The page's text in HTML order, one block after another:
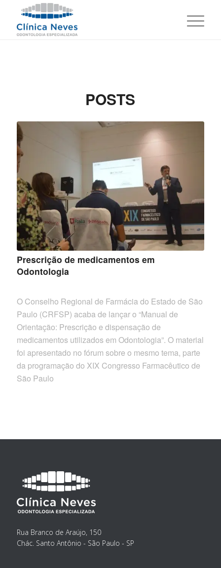
POSTS
Prescrição de medicamentos em
Odontologia
O Conselho Regional de Farmácia do Estado de São
Paulo (CRFSP) acaba de lançar o “Manual de
Orientação: Prescrição e dispensação de
medicamentos utilizados em Odontologia”. O material
foi apresentado no fórum sobre o mesmo tema, parte
da programação do XIX Congresso Farmacêutico de
São Paulo
Rua Branco de Araújo, 150
Chác. Santo Antônio - São Paulo - SP